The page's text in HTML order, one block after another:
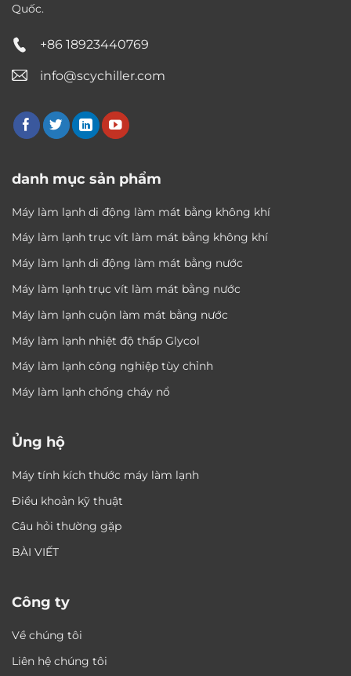
Quốc.
+86 18923440769
info@scychiller.com
danh mục sản phẩm
Máy làm lạnh di động làm mát bằng không khí
Máy làm lạnh trục vít làm mát bằng không khí
Máy làm lạnh di động làm mát bằng nước
Máy làm lạnh trục vít làm mát bằng nước
Máy làm lạnh cuộn làm mát bằng nước
Máy làm lạnh nhiệt độ thấp Glycol
Máy làm lạnh công nghiệp tùy chỉnh
Máy làm lạnh chống cháy nổ
Ủng hộ
Máy tính kích thước máy làm lạnh
Điều khoản kỹ thuật
Câu hỏi thường gặp
BÀI VIẾT
Công ty
Về chúng tôi
Liên hệ chúng tôi